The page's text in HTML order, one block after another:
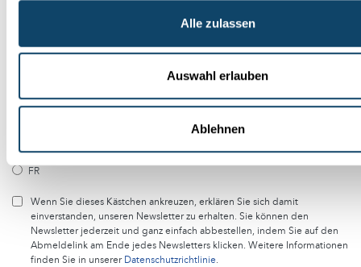
Alle zulassen
Auswahl erlauben
Ablehnen
Melde dich kostenlos bei unserem Newsletter an und
erhalte jeden Monat die besten Artikel von science.lu
Abonniere unseren Newsletter
DE
FR
Wenn Sie dieses Kästchen ankreuzen, erklären Sie sich damit
einverstanden, unseren Newsletter zu erhalten. Sie können den
Newsletter jederzeit und ganz einfach abbestellen, indem Sie auf den
Abmeldelink am Ende jedes Newsletters klicken. Weitere Informationen
finden Sie in unsererDatenschutzrichtlinie.